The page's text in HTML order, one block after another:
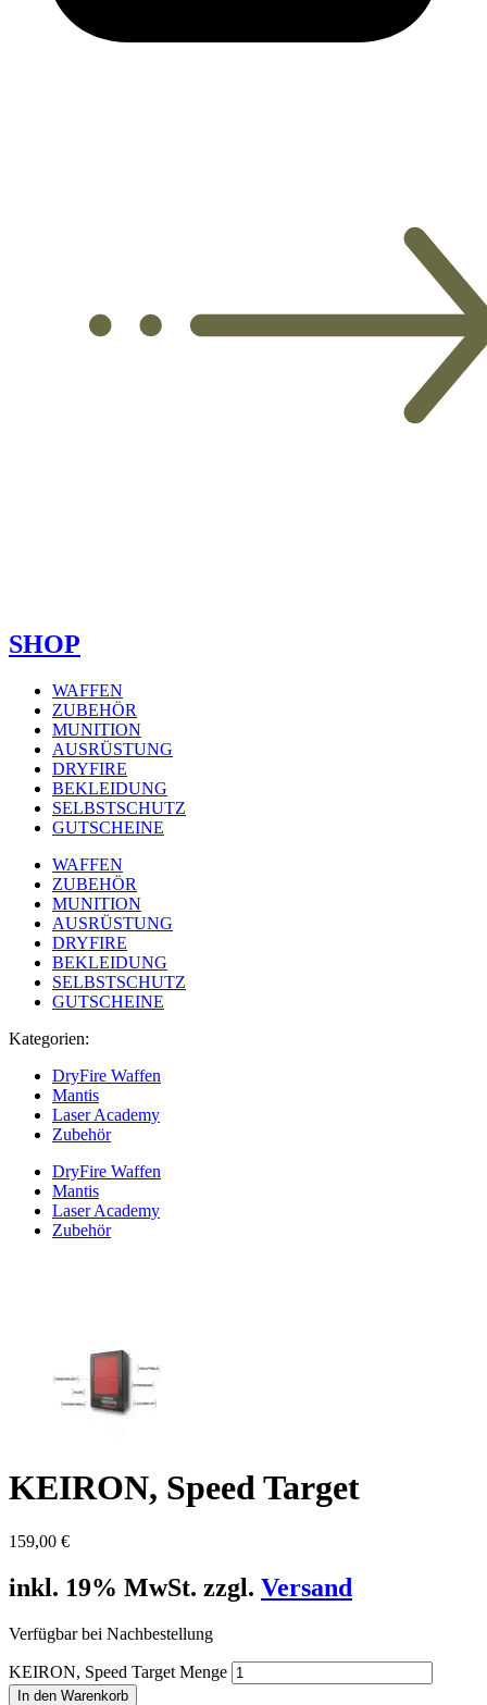
SHOP
WAFFEN
ZUBEHÖR
MUNITION
AUSRÜSTUNG
DRYFIRE
BEKLEIDUNG
SELBSTSCHUTZ
GUTSCHEINE
WAFFEN
ZUBEHÖR
MUNITION
AUSRÜSTUNG
DRYFIRE
BEKLEIDUNG
SELBSTSCHUTZ
GUTSCHEINE
Kategorien:
DryFire Waffen
Mantis
Laser Academy
Zubehör
DryFire Waffen
Mantis
Laser Academy
Zubehör
KEIRON, Speed Target
159,00 €
inkl. 19% MwSt. zzgl. Versand
Verfügbar bei Nachbestellung
KEIRON, Speed Target Menge
In den Warenkorb